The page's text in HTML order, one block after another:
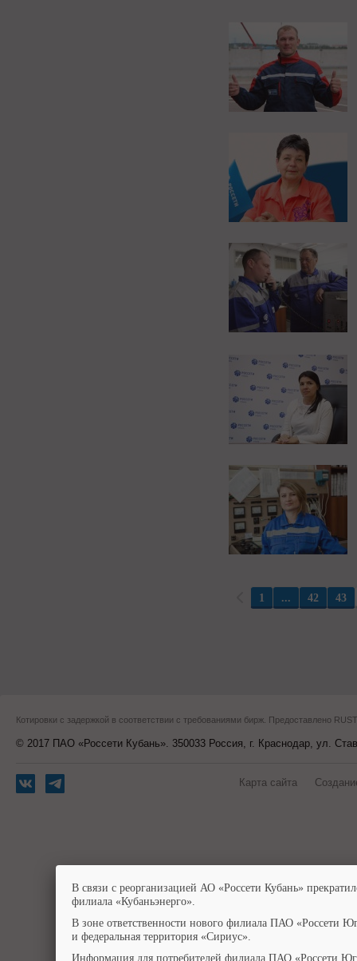
1 ... 42 43
Котировки с задержкой в соответствии с требованиями бирж. Предоставлено
© 2017 ПАО «Россети Кубань». 350033 Россия, г. Краснодар, ул.
Карта сайта
В связи с реорганизацией АО «Россети Кубань»
филиала «Кубаньэнерго».
В зоне ответственности нового филиала ПАО «Россети
и федеральная территория «Сириус».
Информация для потребителей филиала ПАО «Россети